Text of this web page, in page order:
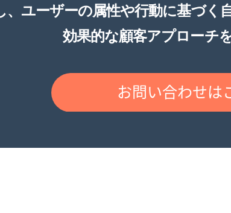
、ユーザーの属性や行動に基づく
効果的な顧客アプローチ